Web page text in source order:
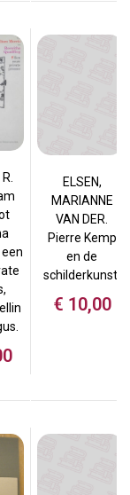
ELSEN,
MARIANNE
VAN DER.
Pierre Kemp
en de
schilderkunst.
€ 10,00